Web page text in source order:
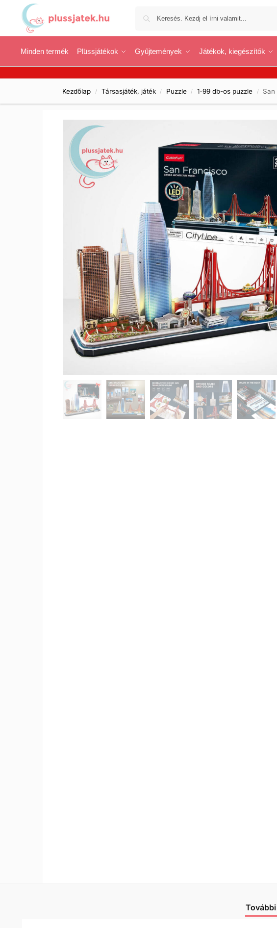
Minden termék Plüssjátékok Gyűjtemények Játékok, kiegészítők
Kezdőlap / Társasjáték, játék / Puzzle / 1-99 db-os puzzle /